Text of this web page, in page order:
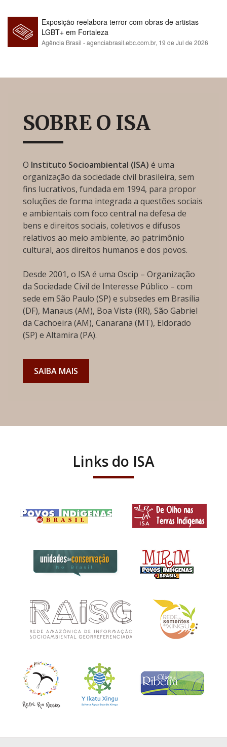
Exposição reelabora terror com obras de artistas
LGBT+ em Fortaleza
Agência Brasil - agenciabrasil.ebc.com.br, 19 de Jul de 2026
SOBRE O ISA
O Instituto Socioambiental (ISA) é uma
organização da sociedade civil brasileira, sem
fins lucrativos, fundada em 1994, para propor
soluções de forma integrada a questões sociais
e ambientais com foco central na defesa de
bens e direitos sociais, coletivos e difusos
relativos ao meio ambiente, ao patrimônio
cultural, aos direitos humanos e dos povos.
Desde 2001, o ISA é uma Oscip – Organização
da Sociedade Civil de Interesse Público – com
sede em São Paulo (SP) e subsedes em Brasília
(DF), Manaus (AM), Boa Vista (RR), São Gabriel
da Cachoeira (AM), Canarana (MT), Eldorado
(SP) e Altamira (PA).
SAIBA MAIS
Links do ISA